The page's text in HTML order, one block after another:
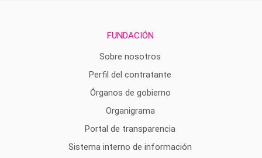
FUNDACIÓN
Sobre nosotros
Perfil del contratante
Órganos de gobierno
Organigrama
Portal de transparencia
Sistema interno de información